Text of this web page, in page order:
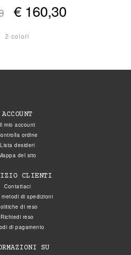
€ 160,30
2 colori
ACCOUNT
Il mio account
ordine
Lista desideri
del sito
CLIENTI
Contattaci
metodi di spedizioni
di reso
Richiedi reso
di pagamento
SU